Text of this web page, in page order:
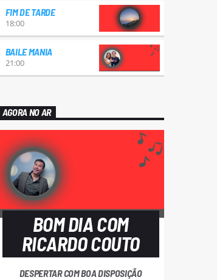
FIM DE TARDE
18:00
BAILE MANIA
21:00
AGORA NO AR
BOM DIA COM
RICARDO COUTO
DESPERTAR COM BOA DISPOSIÇÃO